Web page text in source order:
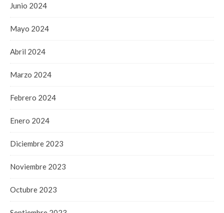
Junio 2024
Mayo 2024
Abril 2024
Marzo 2024
Febrero 2024
Enero 2024
Diciembre 2023
Noviembre 2023
Octubre 2023